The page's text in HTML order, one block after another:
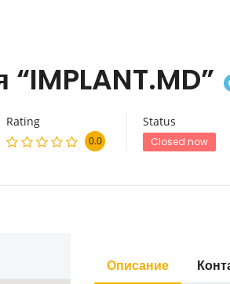
Rating
0.0
Status
Closed now
Описание